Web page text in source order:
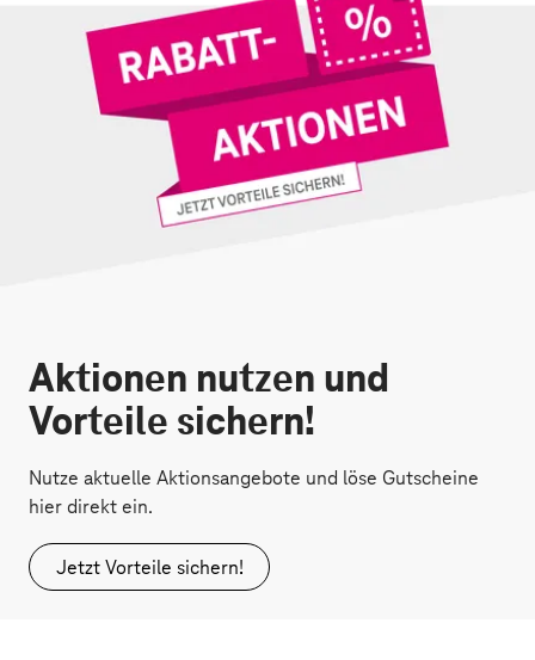
Aktionen nutzen und
Vorteile sichern!
Nutze aktuelle Aktionsangebote und löse Gutscheine
hier direkt ein.
Jetzt Vorteile sichern!